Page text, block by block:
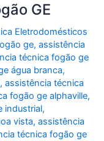
GE
Eletrodomésticos
ge,assistência
técnica fogão ge
água branca,
,assistência técnica
fogão ge alphaville,
industrial,
vista,assistência
técnica fogão ge